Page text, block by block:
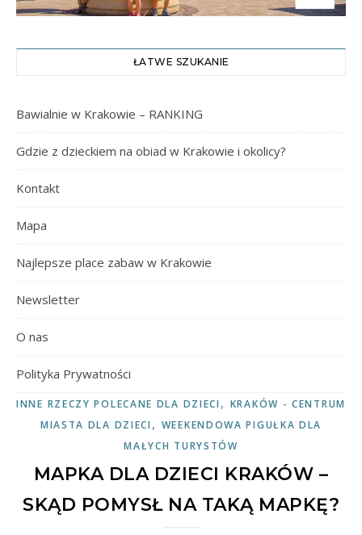
ŁATWE SZUKANIE
Bawialnie w Krakowie – RANKING
Gdzie z dzieckiem na obiad w Krakowie i okolicy?
Kontakt
Mapa
Najlepsze place zabaw w Krakowie
Newsletter
O nas
Polityka Prywatności
INNE RZECZY POLECANE DLA DZIECI, KRAKÓW - CENTRUM
MIASTA DLA DZIECI, WEEKENDOWA PIGUŁKA DLA
MAŁYCH TURYSTÓW
MAPKA DLA DZIECI KRAKÓW –
SKĄD POMYSŁ NA TAKĄ MAPKĘ?